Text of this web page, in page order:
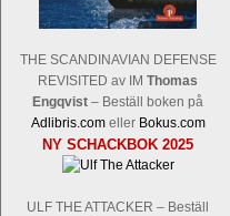
THE SCANDINAVIAN DEFENSE
REVISITED av IM Thomas
Engqvist – Beställ boken på
Adlibris.comeller Bokus.com
NY SCHACKBOK 2025
ULF THE ATTACKER – Beställ